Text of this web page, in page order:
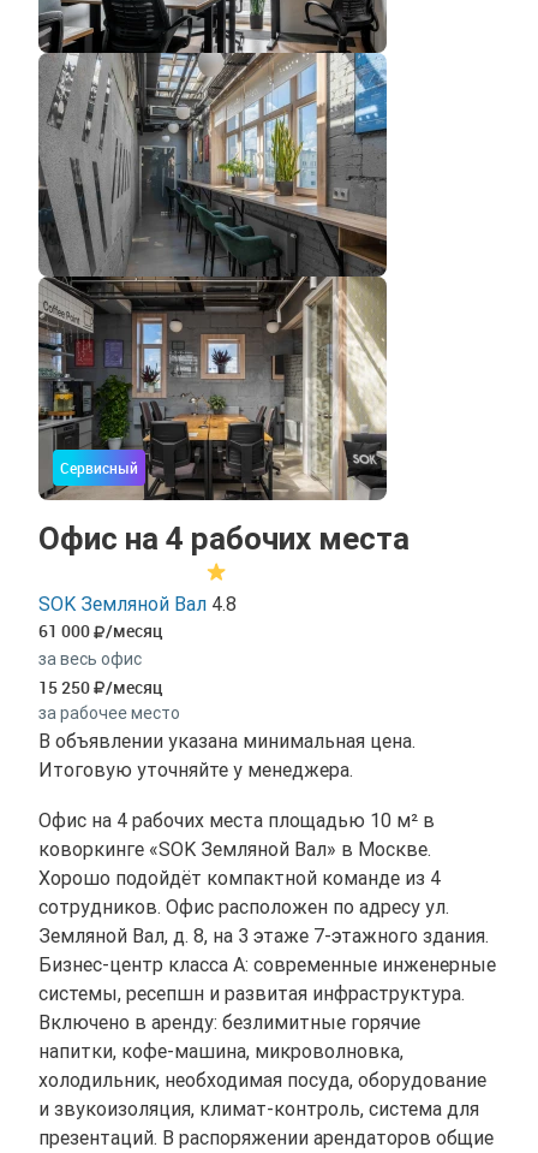
Сервисный
Офис на 4 рабочих места
SOK Земляной Вал 4.8
61 000 /месяц
за весь офис
15 250 /месяц
за рабочее место
В объявлении указана минимальная цена.
Итоговую уточняйте у менеджера.
Офис на 4 рабочих места площадью 10 м² в
коворкинге «SOK Земляной Вал» в Москве.
Хорошо подойдёт компактной команде из 4
сотрудников. Офис расположен по адресу ул.
Земляной Вал, д. 8, на 3 этаже 7-этажного здания.
Бизнес-центр класса A: современные инженерные
системы, ресепшн и развитая инфраструктура.
Включено в аренду: безлимитные горячие
напитки, кофе-машина, микроволновка,
холодильник, необходимая посуда, оборудование
и звукоизоляция, климат-контроль, система для
презентаций. В распоряжении арендаторов общие